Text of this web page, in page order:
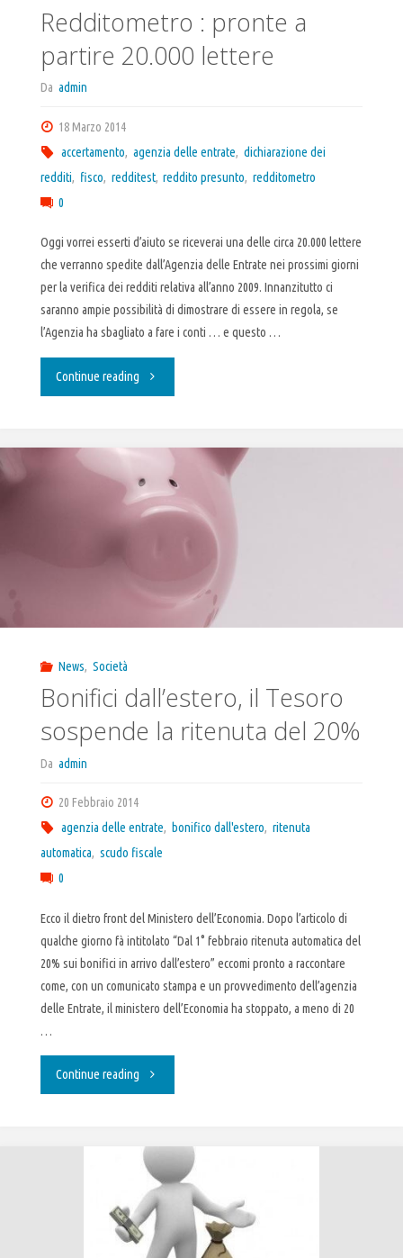
Redditometro : pronte a
partire 20.000 lettere
Da admin
18 Marzo 2014
accertamento, agenzia delle entrate, dichiarazione dei
redditi, fisco, redditest, reddito presunto, redditometro
0
Oggi vorrei esserti d’aiuto se riceverai una delle circa 20.000 lettere
che verranno spedite dall’Agenzia delle Entrate nei prossimi giorni
per la verifica dei redditi relativa all’anno 2009. Innanzitutto ci
saranno ampie possibilità di dimostrare di essere in regola, se
l’Agenzia ha sbagliato a fare i conti … e questo …
Continue reading "Redditometro
a
News, Società
Bonifici dall’estero, il Tesoro
sospende la ritenuta del 20%
Da admin
20 Febbraio 2014
agenzia delle entrate, bonifico dall'estero, ritenuta
automatica, scudo fiscale
0
Ecco il dietro front del Ministero dell’Economia. Dopo l’articolo di
qualche giorno fà intitolato “Dal 1° febbraio ritenuta automatica del
20% sui bonifici in arrivo dall’estero” eccomi pronto a raccontare
come, con un comunicato stampa e un provvedimento dell’agenzia
delle Entrate, il ministero dell’Economia ha stoppato, a meno di 20
…
Continue reading "Bonifici
il
Tesoro
sospende